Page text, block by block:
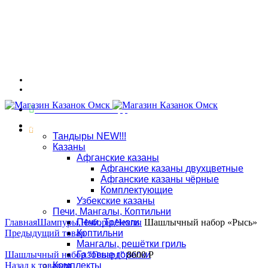
Связаться в WhatsApp
Адрес: г. Омск, ул. 7-я Северная 117, тел.:
Магазин
Тандыры NEW!!!
Казаны
Афганские казаны
Афганские казаны двухцветные
Афганские казаны чёрные
Комплектующие
Узбекские казаны
Печи, Мангалы, Коптильни
Печи, Треноги
Коптильни
Мангалы, решётки гриль
Газовые горелки
Комплекты
Увеличить
ГлавнаяШампуры,Наборы,Чехлы Шашлычный набор «Рысь»
Предыдущий товар
Шашлычный набор "Гепард"8600Р
Назад к товарам